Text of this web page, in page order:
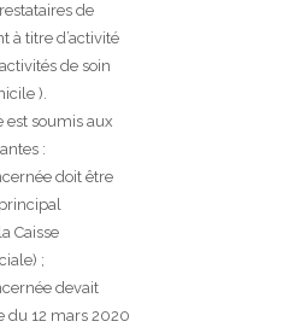
de
à titre d’activité
de soin
).
est soumis aux
:
doit être
Caisse
;
devait
du 12 mars 2020